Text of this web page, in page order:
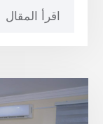
اقرأ المقال